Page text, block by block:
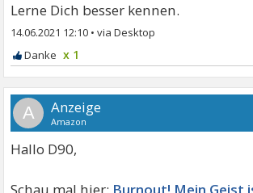
Lerne Dich besser kennen.
14.06.2021 12:10 •
x 1
A
Hallo D90,